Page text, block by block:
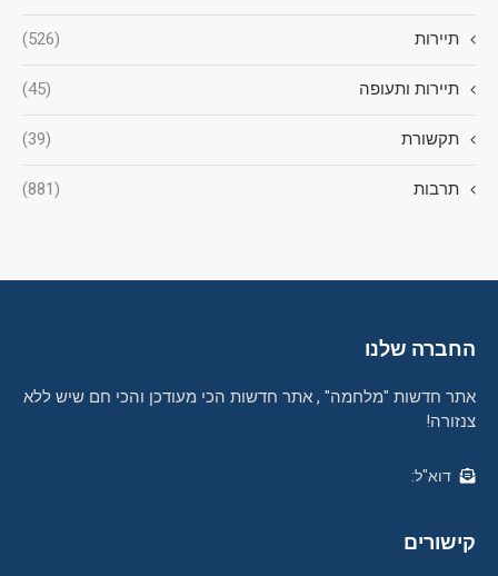
תיירות (526)
תיירות ותעופה (45)
תקשורת (39)
תרבות (881)
החברה שלנו
אתר חדשות "מלחמה" , אתר חדשות הכי מעודכן והכי חם שיש ללא
צנזורה!
דוא"ל:
קישורים